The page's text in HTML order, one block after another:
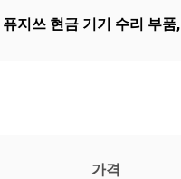
퓨지쓰 현금 기기 수리 부품,
가격